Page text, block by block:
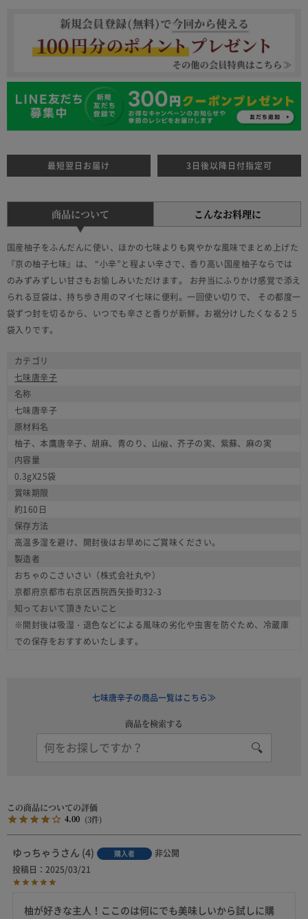
最短翌日お届け 3日後以降日付指定可
商品について こんなお料理に
国産柚子をふんだんに使い、ほかの七味よりも爽やかな風味でまとめ上げた
『京の柚子七味』は、 “小辛”と程よい辛さで、香り高い国産柚子ならでは
のみずみずしい甘さもお愉しみいただけます。 お弁当にふりかけ感覚で添え
られる豆袋は、持ち歩き用のマイ七味に便利。一回使い切りで、 その都度一
袋ずつ封を切るから、いつでも辛さと香りが新鮮。お裾分けしたくなる２５
袋入りです。
カテゴリ
七味唐辛子
名称
七味唐辛子
原材料名
柚子、本鷹唐辛子、胡麻、青のり、山椒、芥子の実、紫蘇、麻の実
内容量
0.3gX25袋
賞味期限
約160日
保存方法
高温多湿を避け、開封後はお早めにご賞味ください。
製造者
おちゃのこさいさい（株式会社丸や）
京都府京都市右京区西院西矢掛町32-3
知っておいて頂きたいこと
※開封後は吸湿・退色などによる風味の劣化や虫害を防ぐため、冷蔵庫
での保存をおすすめいたします。
七味唐辛子の商品一覧はこちら≫
商品を検索する
4.00 3
ゆっちゃう 4 購入者
非公開
投稿日
2025/03/21
柚が好きな主人！ここのは何にでも美味しいから試しに購